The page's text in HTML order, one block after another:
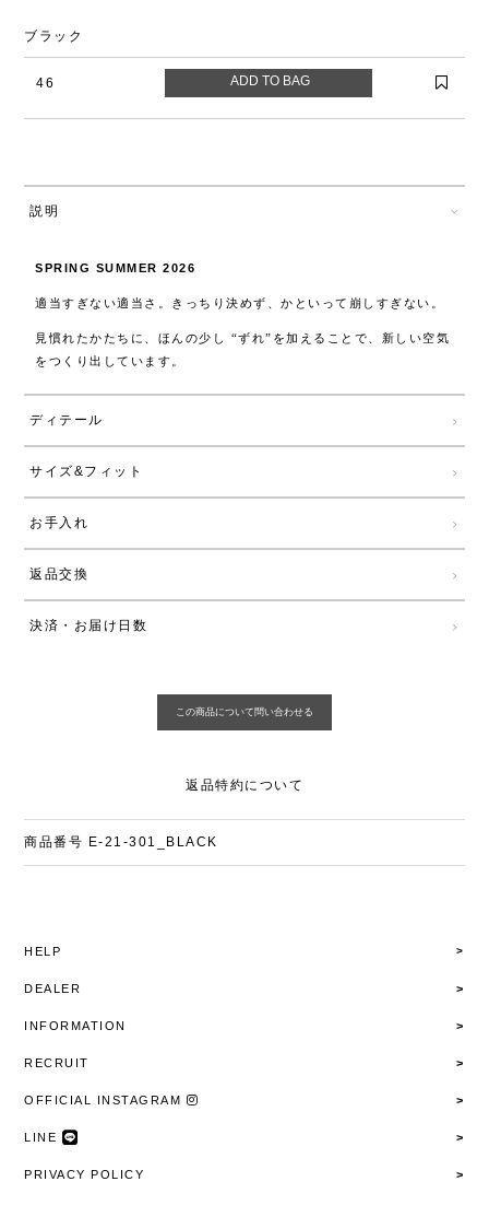
ブラック
46
説明
SPRING SUMMER 2026
適当すぎない適当さ。きっちり決めず、かといって崩しすぎない。
見慣れたかたちに、ほんの少し “ずれ”を加えることで、新しい空気
をつくり出しています。
ディテール
サイズ&フィット
お手入れ
返品交換
決済・お届け日数
返品特約について
商品番号 E-21-301_BLACK
HELP
DEALER
INFORMATION
RECRUIT
OFFICIAL INSTAGRAM
LINE
PRIVACY POLICY